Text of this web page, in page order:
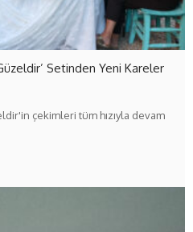
Setinden Yeni Kareler
çekimleri tüm hızıyla devam